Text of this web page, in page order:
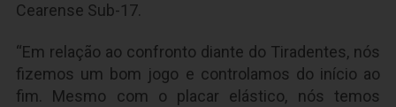
Cearense Sub-17.
“Em relação ao confronto diante do Tiradentes, nós
fizemos um bom jogo e controlamos do início ao
fim. Mesmo com o placar elástico, nós temos